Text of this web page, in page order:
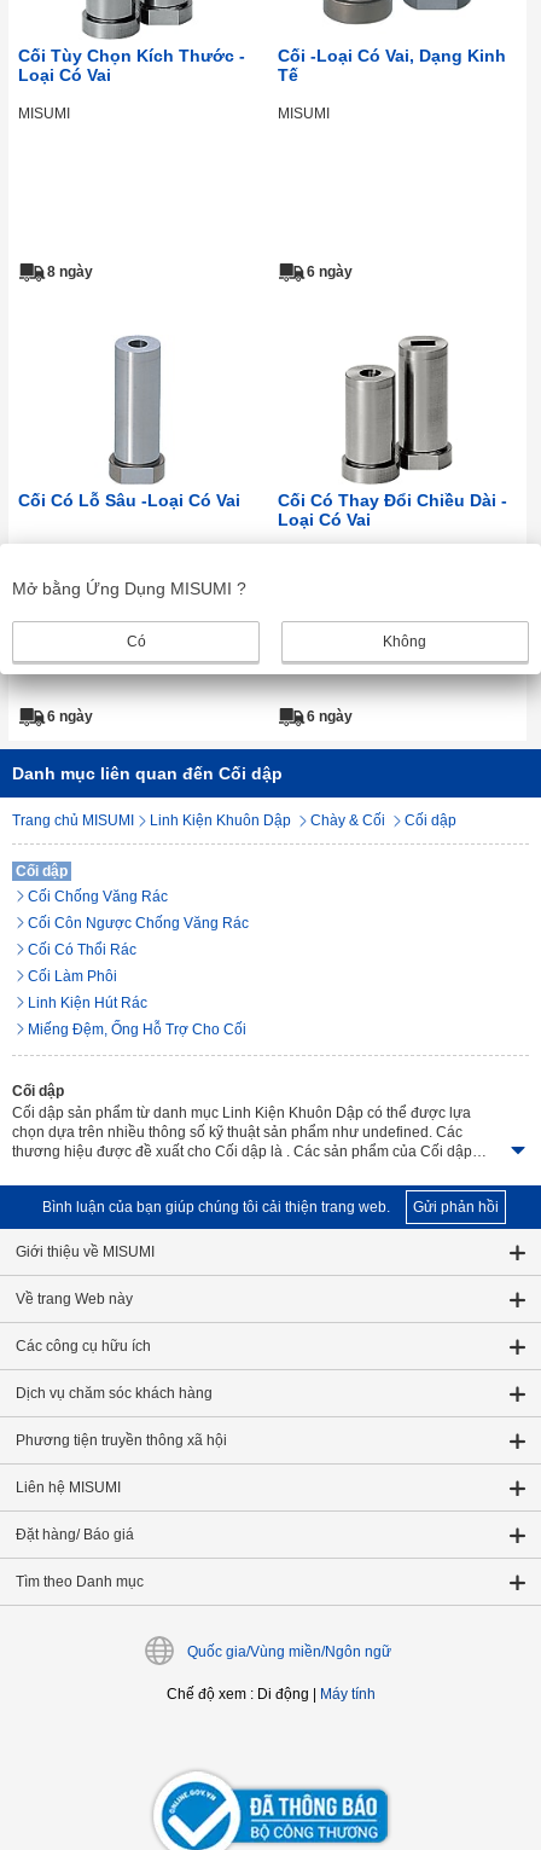
Cối Tùy Chọn Kích Thước -
Loại Có Vai
MISUMI
8 ngày
Cối -Loại Có Vai, Dạng Kinh
Tế
MISUMI
6 ngày
Cối Có Lỗ Sâu -Loại Có Vai
6 ngày
Cối Có Thay Đổi Chiều Dài -
Loại Có Vai
6 ngày
Danh mục liên quan đến Cối dập
Trang chủ MISUMI Linh Kiện Khuôn Dập Chày & Cối Cối dập
Cối dập
Cối Chống Văng Rác
Cối Côn Ngược Chống Văng Rác
Cối Có Thổi Rác
Cối Làm Phôi
Linh Kiện Hút Rác
Miếng Đệm, Ống Hỗ Trợ Cho Cối
Cối dập
Cối dập sản phẩm từ danh mục Linh Kiện Khuôn Dập có thể được lựa
chọn dựa trên nhiều thông số kỹ thuật sản phẩm như undefined. Các
thương hiệu được đề xuất cho Cối dập là . Các sản phẩm của Cối dập
có thể dễ dàng được so sánh. Linh kiện và phụ kiện đúc khuôn. Nhiều loại
sản phẩm, giao hàng đúng hạn miễn phí và không có đơn hàng tối thiểu.
Bình luận của bạn giúp chúng tôi cải thiện trang web. Gửi phản hồi
Giới thiệu về MISUMI
Về trang Web này
Các công cụ hữu ích
Dịch vụ chăm sóc khách hàng
Phương tiện truyền thông xã hội
Liên hệ MISUMI
Đặt hàng/ Báo giá
Tìm theo Danh mục
Quốc gia/Vùng miền/Ngôn ngữ
Chế độ xem: Di động Máy tính
Mở bằng Ứng Dụng MISUMI ?
Có Không